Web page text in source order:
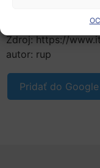
Zdroj: https://
autor: rup
Pridať do